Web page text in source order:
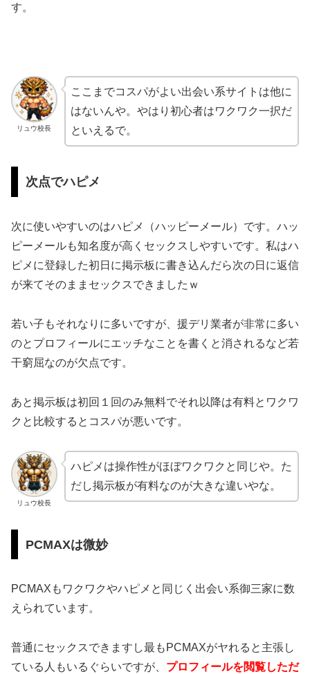
す。
リュウ校長
ここまでコスパがよい出会い系サイトは他に
はないんや。やはり初心者はワクワク一択だ
といえるで。
次点でハピメ
次に使いやすいのはハピメ（ハッピーメール）です。ハッ
ピーメールも知名度が高くセックスしやすいです。私はハ
ピメに登録した初日に掲示板に書き込んだら次の日に返信
が来てそのままセックスできましたｗ
若い子もそれなりに多いですが、援デリ業者が非常に多い
のとプロフィールにエッチなことを書くと消されるなど若
干窮屈なのが欠点です。
あと掲示板は初回１回のみ無料でそれ以降は有料とワクワ
クと比較するとコスパが悪いです。
リュウ校長
ハピメは操作性がほぼワクワクと同じや。た
だし掲示板が有料なのが大きな違いやな。
PCMAXは微妙
PCMAXもワクワクやハピメと同じく出会い系御三家に数
えられています。
普通にセックスできますし最もPCMAXがヤれると主張し
ている人もいるぐらいですが、 プロフィールを閲覧しただ